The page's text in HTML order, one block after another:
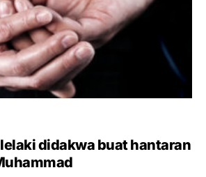
didakwa buat hantaran